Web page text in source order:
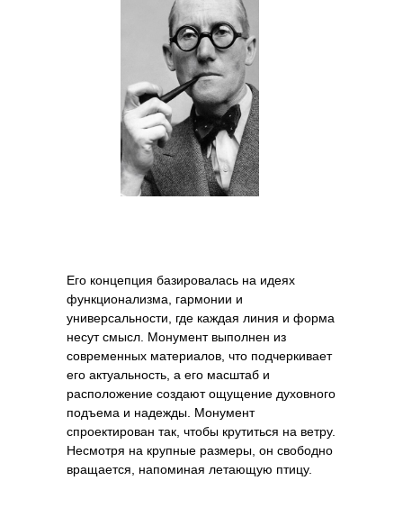
Его концепция базировалась на идеях
функционализма, гармонии и
универсальности, где каждая линия и форма
несут смысл. Монумент выполнен из
современных материалов, что подчеркивает
его актуальность, а его масштаб и
расположение создают ощущение духовного
подъема и надежды. Монумент
спроектирован так, чтобы крутиться на ветру.
Несмотря на крупные размеры, он свободно
вращается, напоминая летающую птицу.